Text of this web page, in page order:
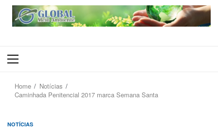
Primary
Home
Notícias
Caminhada Penitencial 2017 marca Semana Santa
NOTÍCIAS